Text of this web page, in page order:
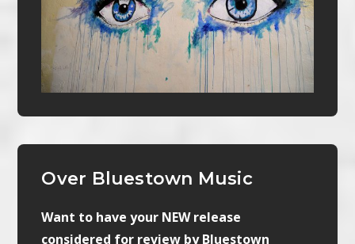
Over Bluestown Music
Want to have your NEW release
considered for review by Bluestown